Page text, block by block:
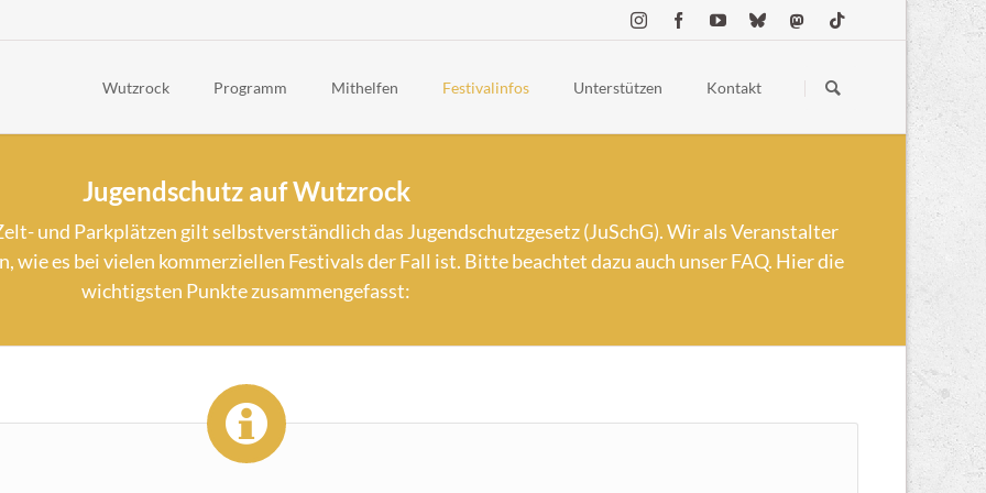
überspringen
Wutzrock
Über uns
Rückblick
Geschichte
Politisch
Programm
Line-Up 2026
Rahmenprogramm 2026
Kinderfest
Mithelfen Festivalinfos
Code of Conduct
Festivalgelände
Unterstützen
Sponsoring & Partner:innen
Kontakt
Jugendschutz auf Wutzrock
und Parkplätzen gilt selbstverständlich das Jugendschutzgesetz (JuSchG). Wir als Veranstalter
wie es bei vielen kommerziellen Festivals der Fall ist. Bitte beachtet dazu auch unser FAQ. Hier die
wichtigsten Punkte zusammengefasst: